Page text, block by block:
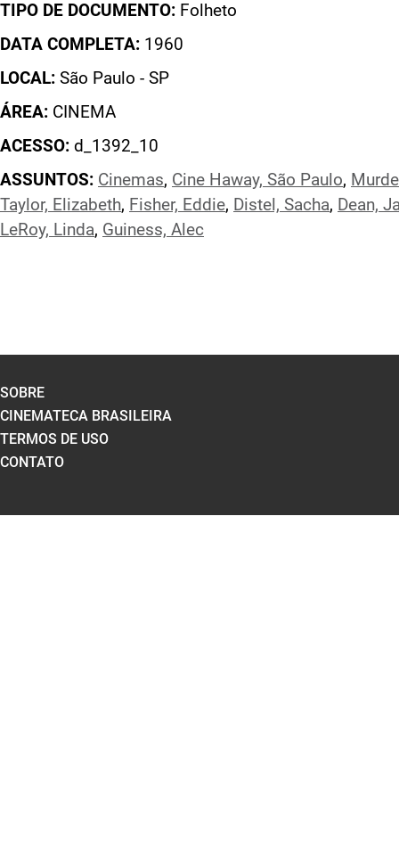
TIPO DE DOCUMENTO: Folheto
DATA COMPLETA: 1960
LOCAL: São Paulo - SP
ÁREA: CINEMA
ACESSO: d_1392_10
ASSUNTOS: Cinemas, Cine Haway, São Paulo,
Taylor, Elizabeth, Fisher, Eddie, Distel, Sacha, Dean,
LeRoy, Linda, Guiness, Alec
SOBRE
CINEMATECA BRASILEIRA
TERMOS DE USO
CONTATO